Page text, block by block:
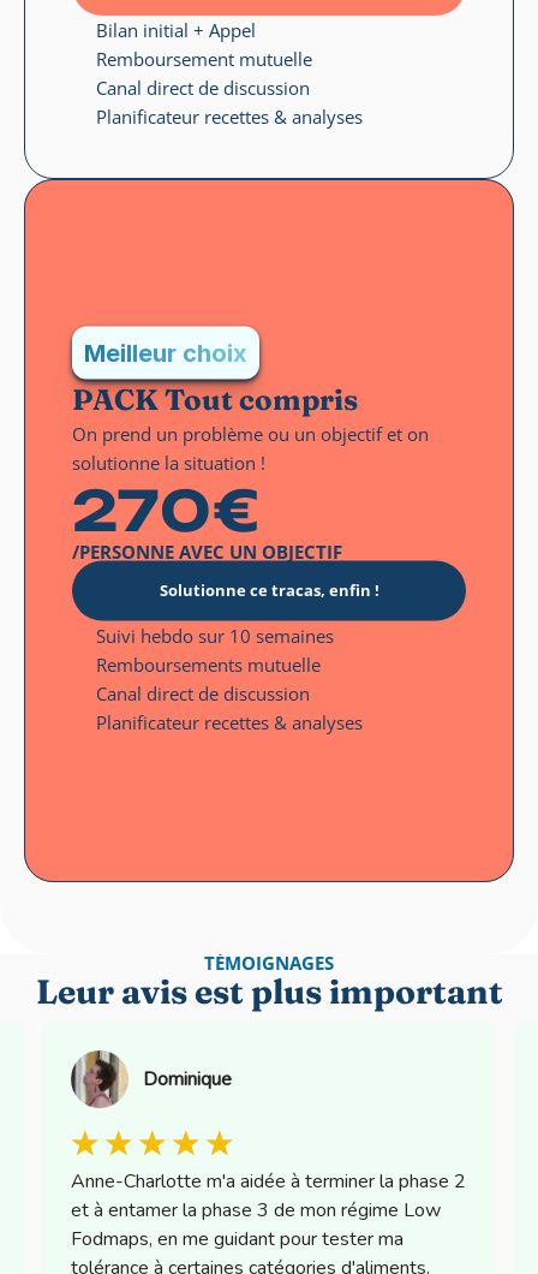
Bilan initial + Appel
Remboursement mutuelle
Canal direct de discussion
Planificateur recettes & analyses
PACK Tout compris
On prend un problème ou un objectif et on
solutionne la situation !
270€
/PERSONNE AVEC UN OBJECTIF
Solutionne ce tracas, enfin !
Suivi hebdo sur 10 semaines
Remboursements mutuelle
Canal direct de discussion
Planificateur recettes & analyses
Meilleur choix
TÉMOIGNAGES
Leur avis est plus important